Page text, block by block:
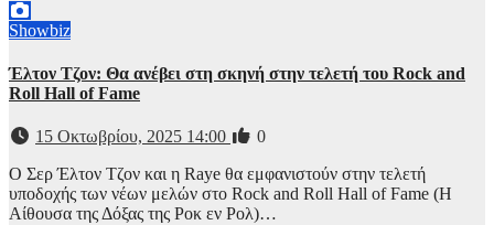
Showbiz
Έλτον Τζον: Θα ανέβει στη σκηνή στην τελετή του Rock and
Roll Hall of Fame
15 Οκτωβρίου, 2025 14:00
0
Ο Σερ Έλτον Τζον και η Raye θα εμφανιστούν στην τελετή
υποδοχής των νέων μελών στο Rock and Roll Hall of Fame (Η
Αίθουσα της Δόξας της Ροκ εν Ρολ)…